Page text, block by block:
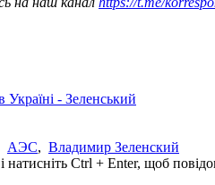
- Зеленський
АЭС, Владимир Зеленский
натисніть Ctrl + Enter, щоб